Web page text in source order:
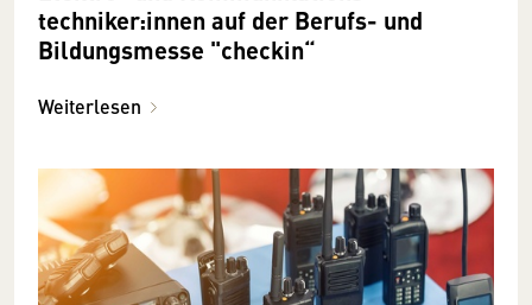
techniker:innen auf der Berufs- und
Bildungsmesse "checkin“
Weiterlesen